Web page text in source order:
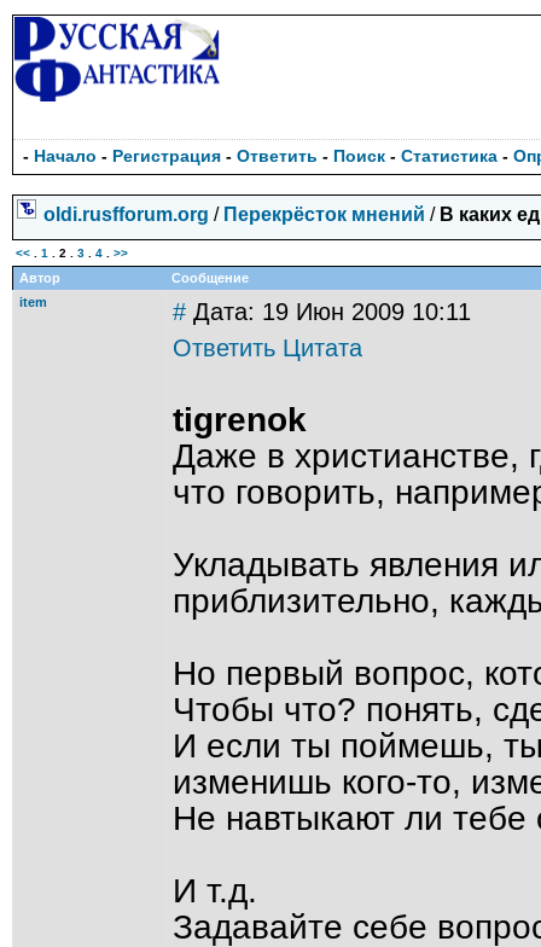
- Начало - Регистрация - Ответить - Поиск - Статистика -
oldi.rusfforum.org / Перекрёсток мнений / В каких
<< 1 2 3 4 >>
Автор
Сообщение
item
# Дата: 19 Июн 2009 10:11
Ответить Цитата
tigrenok
Даже в христианстве,
что говорить,
Укладывать явления
приблизительно,
Но первый вопрос,
Чтобы что? понять,
И если ты поймешь, ты
изменишь кого-то,
Не навтыкают ли тебе
И т.д.
Задавайте себе